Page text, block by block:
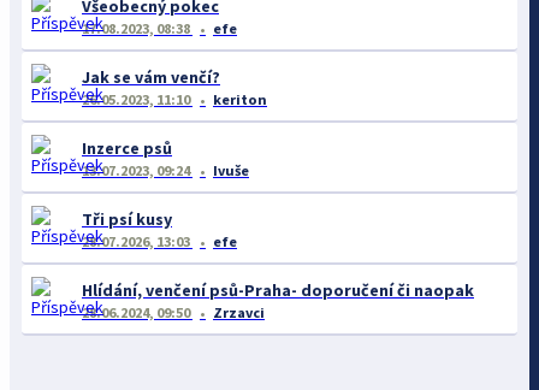
Všeobecný pokec
17.08.2023, 08:38 efe
Jak se vám venčí?
26.05.2023, 11:10 keriton
Inzerce psů
13.07.2023, 09:24 Ivuše
Tři psí kusy
28.07.2026, 13:03 efe
Hlídání, venčení psů-Praha- doporučení či naopak
28.06.2024, 09:50 Zrzavci